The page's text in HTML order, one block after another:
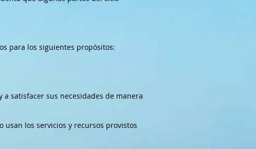
para los siguientes propósitos:
satisfacer sus necesidades de manera
los servicios y recursos provistos